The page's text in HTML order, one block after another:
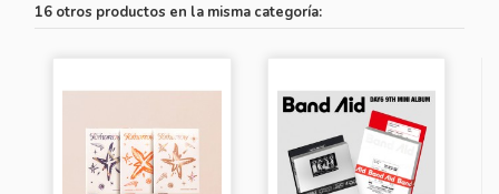
16 otros productos en la misma categoría: